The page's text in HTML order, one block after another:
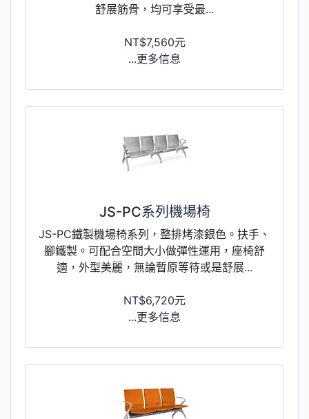
舒展筋骨，均可享受最...
NT$7,560元
...更多信息
JS-PC系列機場椅
JS-PC鐵製機場椅系列，整排烤漆銀色。扶手、
腳鐵製。可配合空間大小做彈性運用，座椅舒
適，外型美麗，無論暫原等待或是舒展...
NT$6,720元
...更多信息